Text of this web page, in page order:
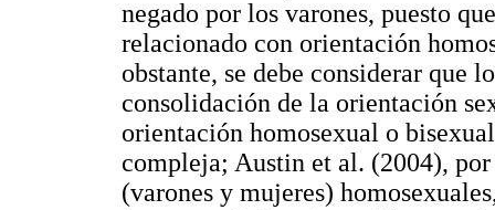
negado por los varones, puesto
relacionado con orientación
obstante, se debe considerar que
consolidación de la orientación
orientación homosexual o
compleja; Austin et al. (2004),
(varones y mujeres)